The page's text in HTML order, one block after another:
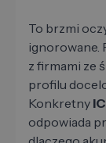
To brzmi
ignorowane.
z firmami ze
profilu
Konkretny
odpowiada